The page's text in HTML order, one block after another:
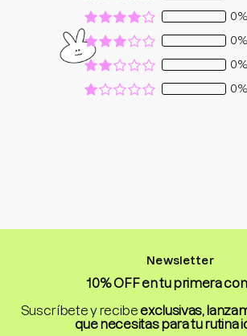
0%
0%
0%
0%
Newsletter
10% OFF en tu primera
Suscríbete y recibeexclusivas,
que necesitas para tu rutina